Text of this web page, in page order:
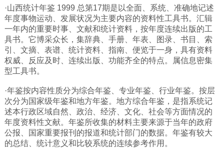
西藏
上海
重庆
山西
黑龙江
吉林
辽宁
河北
内蒙
·山西统计年鉴 1999 总第17期是以全面、系统、准确地记述
年度事物运动、发展状况为主要内容的资料性工具书。汇辑
一年内的重要时事、文献和统计资料，按年度连续出版的工
具书。它博采众长，集辞典、手册、年表、图录、书目、索
引、文摘、表谱、统计资料、指南、便览于一身，具有资料
权威、反应及时、连续出版、功能齐全的特点。属信息密集
型工具书。
·年鉴按内容性质分为综合年鉴、专业年鉴、行业年鉴。按层
次分为国家级年鉴和地方年鉴。地方综合年鉴，是指系统记
述本行政区域自然、政治、经济、文化、社会等方面情况的
年度资料性文献。年鉴所收集的材料主要来源于当年的政府
公报、国家重要报刊的报道和统计部门的数据。年鉴有较大
的总结、统计意义和比较系统的连续参考作用。